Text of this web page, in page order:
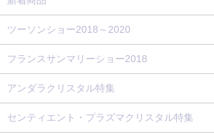
ツーソンショー2018～2020
フランスサンマリーショー2018
アンダラクリスタル特集
センティエント・プラズマクリスタル特集